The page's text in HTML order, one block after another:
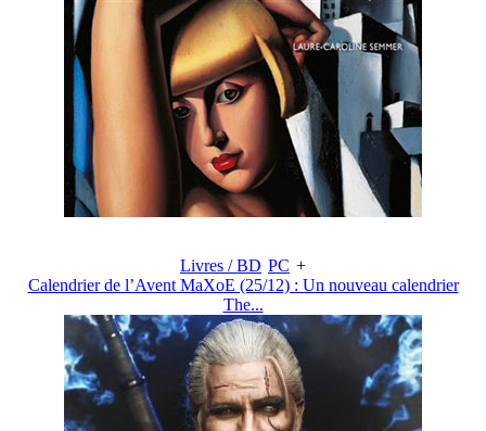
Livres / BD PC +
Calendrier de l’Avent MaXoE (25/12) : Un nouveau calendrier
The...